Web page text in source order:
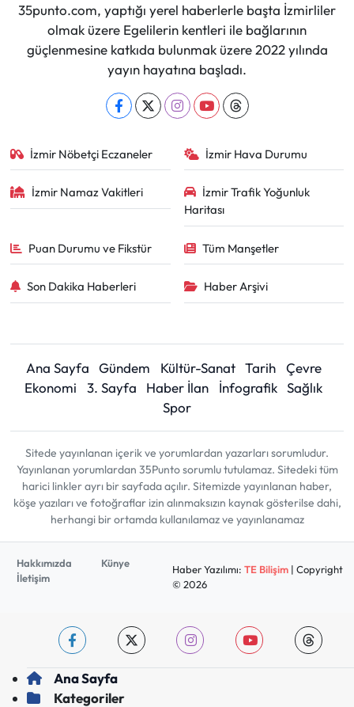
35punto.com, yaptığı yerel haberlerle başta İzmirliler
olmak üzere Egelilerin kentleri ile bağlarının
güçlenmesine katkıda bulunmak üzere 2022 yılında
yayın hayatına başladı.
İzmir Nöbetçi Eczaneler İzmir Hava Durumu
İzmir Namaz Vakitleri
İzmir Trafik Yoğunluk
Haritası
Puan Durumu ve Fikstür Tüm Manşetler
Son Dakika Haberleri Haber Arşivi
Ana Sayfa Gündem Kültür-Sanat Tarih
Çevre
Ekonomi
3. Sayfa Haber İlan İnfografik Sağlık
Spor
Sitede yayınlanan içerik ve yorumlardan yazarları sorumludur.
Yayınlanan yorumlardan 35Punto sorumlu tutulamaz. Sitedeki tüm
harici linkler ayrı bir sayfada açılır. Sitemizde yayınlanan haber,
köşe yazıları ve fotoğraflar izin alınmaksızın kaynak gösterilse dahi,
herhangi bir ortamda kullanılamaz ve yayınlanamaz
Hakkımızda
Künye
İletişim
Haber Yazılımı: TE Bilişim| Copyright
© 2026
Ana Sayfa
Kategoriler